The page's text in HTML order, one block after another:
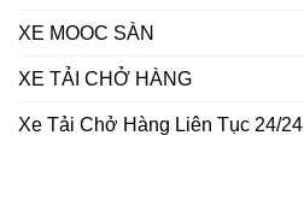
XE MOOC SÀN
XE TẢI CHỞ HÀNG
Xe Tải Chở Hàng Liên Tục 24/24